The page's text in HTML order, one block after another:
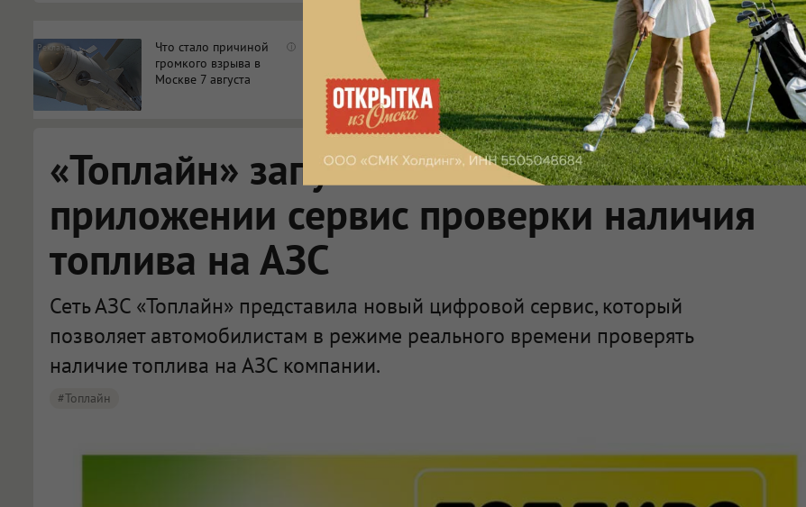
i
Что стало причиной
громкого взрыва в
Москве 7 августа
i
Экс-замминистра МВД
Дагестана Исмаилов
получил 15 лет
колонии за взятки
Почему в
Загитовой
«Топлайн» запустил в мобильном
приложении сервис проверки наличия
топлива на АЗС
Сеть АЗС «Топлайн» представила новый цифровой сервис, который
позволяет автомобилистам в режиме реального времени проверять
наличие топлива на АЗС компании.
#Топлайн